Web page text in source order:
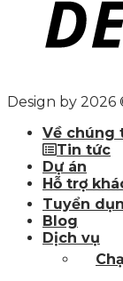
Design by 2026
Về chúng
Tin tức
Dự án
Hỗ trợ
Tuyển
Blog
Dịch vụ